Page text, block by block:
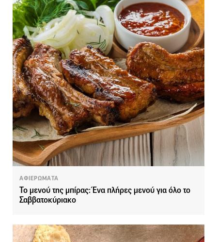
ΑΦΙΕΡΩΜΑΤΑ
Το μενού της μπίρας: Ένα πλήρες μενού για όλο το
Σαββατοκύριακο